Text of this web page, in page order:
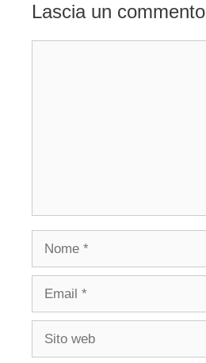
Lascia un commento
Nome
Email
Sito